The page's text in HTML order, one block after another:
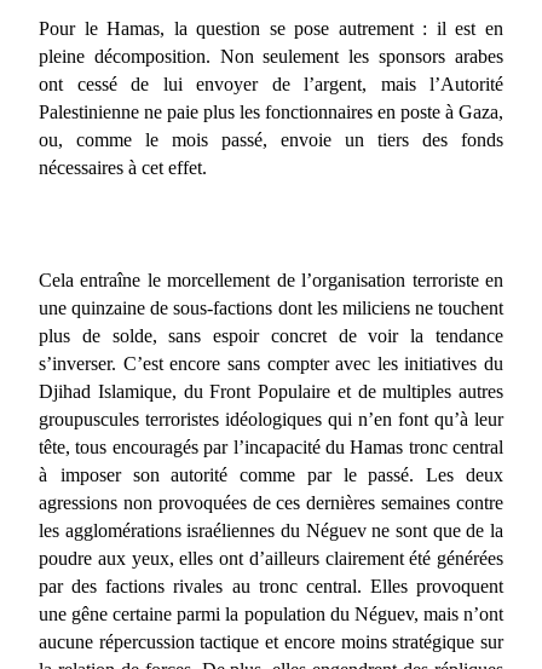
Pour le Hamas, la question se pose autrement : il est en
pleine décomposition. Non seulement les sponsors arabes
ont cessé de lui envoyer de l’argent, mais l’Autorité
Palestinienne ne paie plus les fonctionnaires en poste à Gaza,
ou, comme le mois passé, envoie un tiers des fonds
nécessaires à cet effet.
Cela entraîne le morcellement de l’organisation terroriste en
une quinzaine de sous-factions dont les miliciens ne touchent
plus de solde, sans espoir concret de voir la tendance
s’inverser. C’est encore sans compter avec les initiatives du
Djihad Islamique, du Front Populaire et de multiples autres
groupuscules terroristes idéologiques qui n’en font qu’à leur
tête, tous encouragés par l’incapacité du Hamas tronc central
à
imposer son autorité comme par le passé. Les deux
agressions non provoquées de ces dernières semaines contre
les agglomérations israéliennes du Néguev ne sont que de la
poudre aux yeux, elles ont d’ailleurs clairement été générées
par des factions rivales au tronc central. Elles provoquent
une gêne certaine parmi la population du Néguev, mais n’ont
aucune répercussion tactique et encore moins stratégique sur